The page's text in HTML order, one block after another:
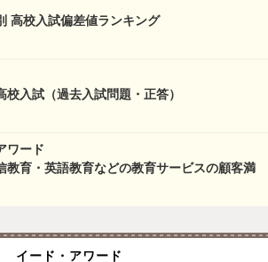
高校入試偏差値ランキング
校入試（過去入試問題・正答）
ワード
教育・英語教育などの教育サービスの顧客満
イード・アワード